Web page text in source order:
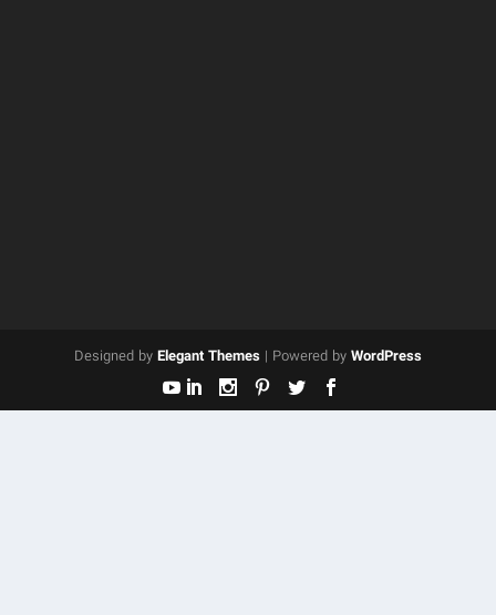
Designed by Elegant Themes | Powered by WordPress